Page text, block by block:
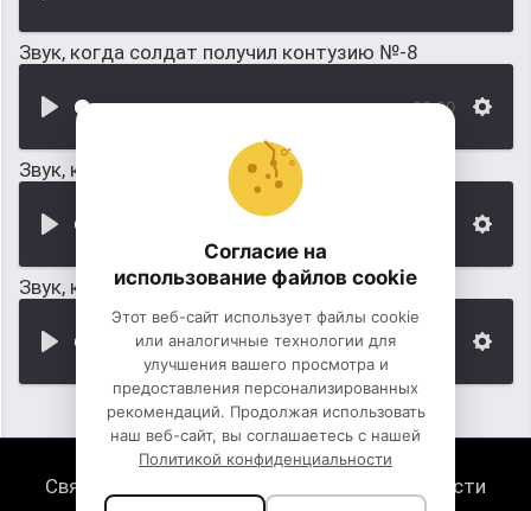
Звук, когда солдат получил контузию №-8
00:00
Звук, когда солдат получил контузию №-9
Звук, когда солдат получил контузию №-10
Связь с нами
Политика конфиденциальности
Согласие на
использование файлов cookie
Этот веб-сайт использует файлы cookie
или аналогичные технологии для
улучшения вашего просмотра и
предоставления персонализированных
рекомендаций. Продолжая использовать
наш веб-сайт, вы соглашаетесь с нашей
Политикой конфиденциальности